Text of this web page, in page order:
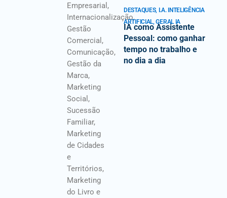
Empresarial,
Internacionalização,
Gestão
Comercial,
Comunicação,
Gestão da
Marca,
Marketing
Social,
Sucessão
Familiar,
Marketing
de Cidades
e
Territórios,
Marketing
do Livro e
DESTAQUES, I.A. INTELIGÊNCIA
ARTIFICIAL,GERAL IA
IA como Assistente
Pessoal: como ganhar
tempo no trabalho e
no dia a dia